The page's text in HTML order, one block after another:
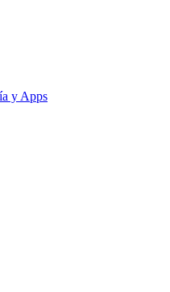
y Apps